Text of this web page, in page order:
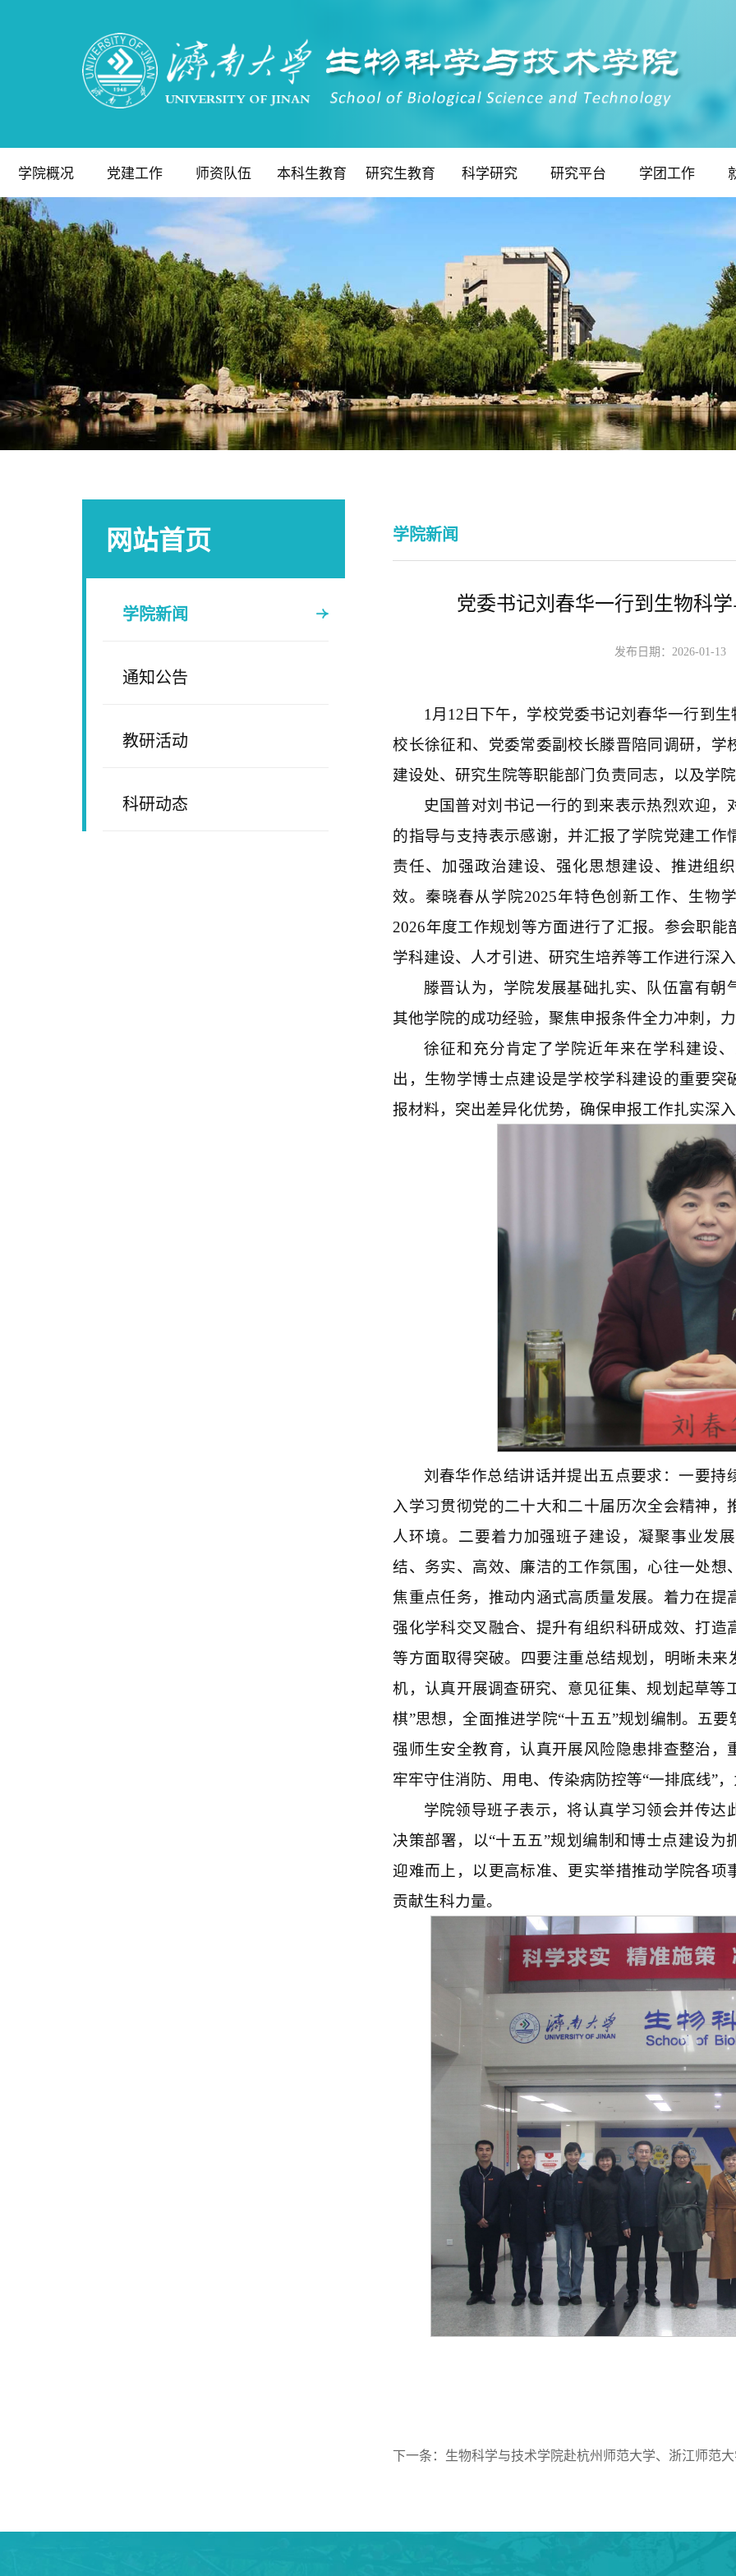
学院概况 党建工作 师资队伍 本科生教育 研究生教育 科学研究 研究平台 学团工作
网站首页
学院新闻
通知公告
教研活动
科研动态
学院新闻
党委书记刘春华一行到生物科
发布日期：2026-01-
1月12日下午，学校党委书记刘春华一行到
校长徐征和、党委常委副校长滕晋陪同调研，
建设处、研究生院等职能部门负责同志，以及学
史国普对刘书记一行的到来表示热烈欢迎
的指导与支持表示感谢，并汇报了学院党建工
责任、加强政治建设、强化思想建设、推进组
效。秦晓春从学院2025年特色创新工作、生物
2026年度工作规划等方面进行了汇报。参会职
学科建设、人才引进、研究生培养等工作进行深
滕晋认为，学院发展基础扎实、队伍富有
其他学院的成功经验，聚焦申报条件全力冲刺，
徐征和充分肯定了学院近年来在学科建设
出，生物学博士点建设是学校学科建设的重要
报材料，突出差异化优势，确保申报工作扎实深
刘春华作总结讲话并提出五点要求：一要
入学习贯彻党的二十大和二十届历次全会精神
人环境。二要着力加强班子建设，凝聚事业发
结、务实、高效、廉洁的工作氛围，心往一处
焦重点任务，推动内涵式高质量发展。着力在
强化学科交叉融合、提升有组织科研成效、打
等方面取得突破。四要注重总结规划，明晰未来
机，认真开展调查研究、意见征集、规划起草等
棋”思想，全面推进学院“十五五”规划编制。五
强师生安全教育，认真开展风险隐患排查整治
牢牢守住消防、用电、传染病防控等“一排底线”
学院领导班子表示，将认真学习领会并传
决策部署，以“十五五”规划编制和博士点建设
迎难而上，以更高标准、更实举措推动学院各
贡献生科力量。
下一条： 生物科学与技术学院赴杭州师范大学、浙江师范